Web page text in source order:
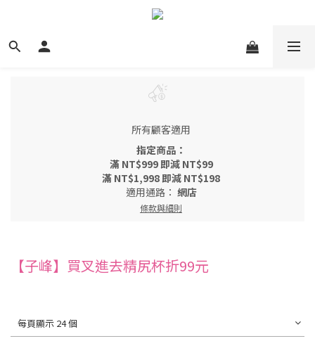
所有顧客適用
指定商品：
滿 NT$999 即減 NT$99
滿 NT$1,998 即減 NT$198
適用通路： 網店
條款與細則
【子峰】買叉進去精尻杯折99元
每頁顯示 24 個